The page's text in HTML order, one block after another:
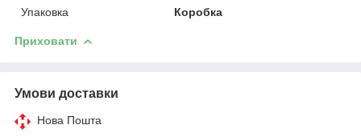
Упаковка
Коробка
Приховати
Умови доставки
Нова Пошта